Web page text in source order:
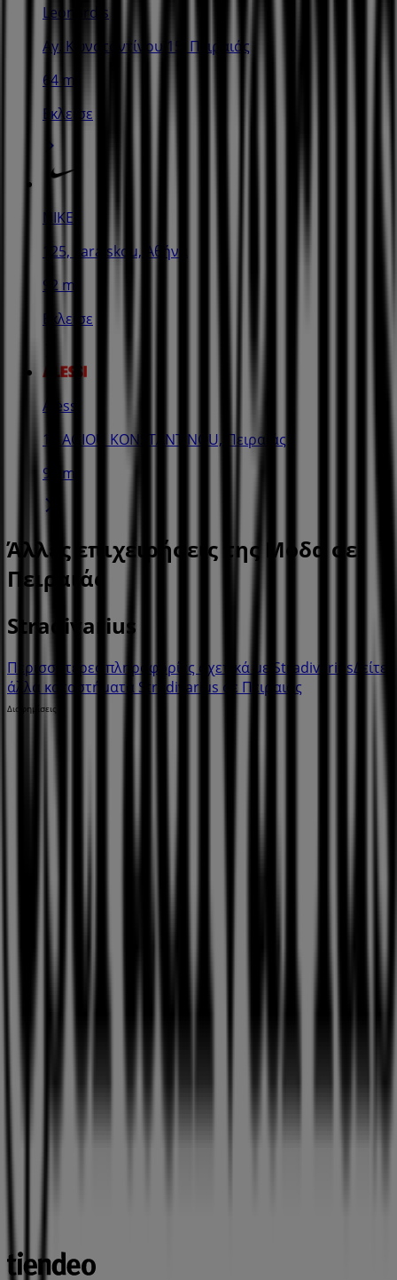
Leonard's
Αγ. Κωνσταντίνου 15, Πειραιάς
64 m
Εκλεισε
NIKE
125, karaiskou, Αθήνα
92 m
Εκλεισε
Alessi
13 AGIOU KONSTANTINOU, Πειραιάς
94 m
Άλλες επιχειρήσεις της Μόδα σε
Πειραιάς
Stradivarius
Περισσότερες πληροφορίες σχετικά με StradivariusΔείτε
άλλα καταστήματα Stradivarius σε Πειραιάς
Διαφημίσεις